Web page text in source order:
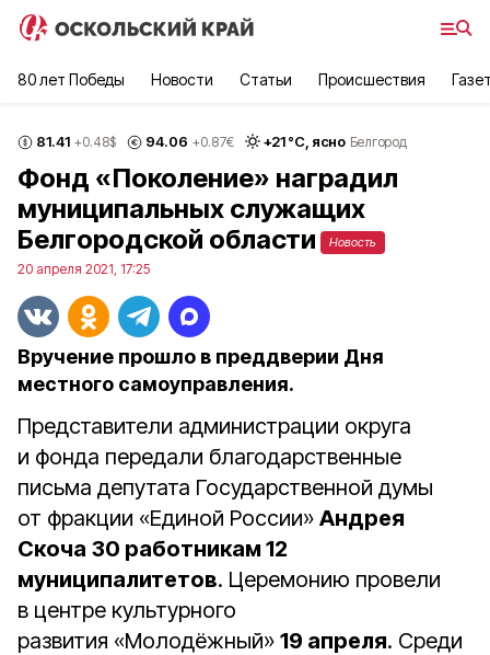
80 лет Победы Новости Статьи Происшествия
81.41 +0.48$ 94.06 +0.87€ +21°С, ясно Белгород
Фонд «Поколение» наградил
муниципальных служащих
Белгородской области
Новость
20 апреля 2021, 17:25
Вручение прошло в преддверии Дня
местного самоуправления.
Представители администрации округа
и фонда передали благодарственные
письма депутата Государственной думы
от фракции «Единой России» Андрея
Скоча 30 работникам 12
муниципалитетов. Церемонию провели
в центре культурного
развития «Молодёжный» 19 апреля. Среди